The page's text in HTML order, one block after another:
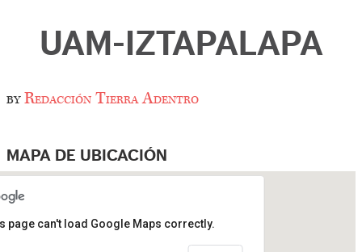
UAM-IZTAPALAPA
byRedacción Tierra Adentro
MAPA DE UBICACIÓN
page can't load Google Maps correctly.